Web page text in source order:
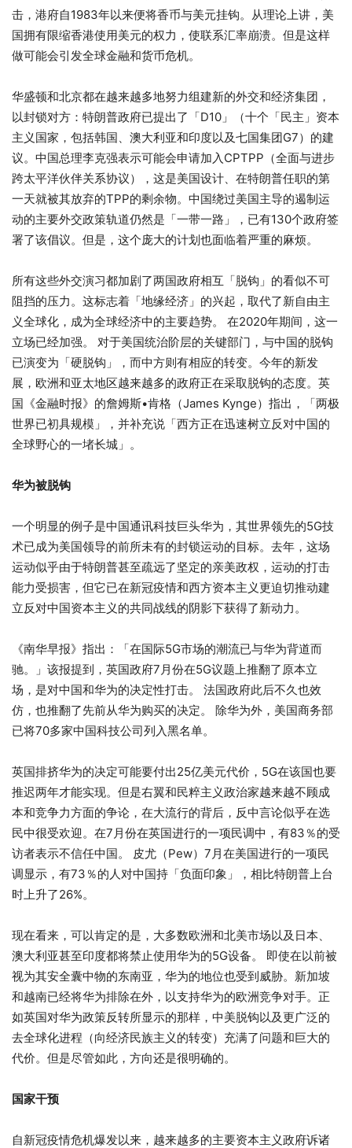
击，港府自1983年以来便将香币与美元挂钩。从理论上讲，美
国拥有限缩香港使用美元的权力，使联系汇率崩溃。但是这样
做可能会引发全球金融和货币危机。
华盛顿和北京都在越来越多地努力组建新的外交和经济集团，
以封锁对方：特朗普政府已提出了「D10」（十个「民主」资本
主义国家，包括韩国、澳大利亚和印度以及七国集团G7）的建
议。中国总理李克强表示可能会申请加入CPTPP（全面与进步
跨太平洋伙伴关系协议），这是美国设计、在特朗普任职的第
一天就被其放弃的TPP的剩余物。中国绕过美国主导的遏制运
动的主要外交政策轨道仍然是「一带一路」，已有130个政府签
署了该倡议。但是，这个庞大的计划也面临着严重的麻烦。
所有这些外交演习都加剧了两国政府相互「脱钩」的看似不可
阻挡的压力。这标志着「地缘经济」的兴起，取代了新自由主
义全球化，成为全球经济中的主要趋势。 在2020年期间，这一
立场已经加强。 对于美国统治阶层的关键部门，与中国的脱钩
已演变为「硬脱钩」，而中方则有相应的转变。今年的新发
展，欧洲和亚太地区越来越多的政府正在采取脱钩的态度。英
国《金融时报》的詹姆斯•肯格（James Kynge）指出，「两极
世界已初具规模」，并补充说「西方正在迅速树立反对中国的
全球野心的一堵长城」。
华为被脱钩
一个明显的例子是中国通讯科技巨头华为，其世界领先的5G技
术已成为美国领导的前所未有的封锁运动的目标。去年，这场
运动似乎由于特朗普甚至疏远了坚定的亲美政权，运动的打击
能力受损害，但它已在新冠疫情和西方资本主义更迫切推动建
立反对中国资本主义的共同战线的阴影下获得了新动力。
《南华早报》指出：「在国际5G市场的潮流已与华为背道而
驰。」该报提到，英国政府7月份在5G议题上推翻了原本立
场，是对中国和华为的决定性打击。 法国政府此后不久也效
仿，也推翻了先前从华为购买的决定。 除华为外，美国商务部
已将70多家中国科技公司列入黑名单。
英国排挤华为的决定可能要付出25亿美元代价，5G在该国也要
推迟两年才能实现。但是右翼和民粹主义政治家越来越不顾成
本和竞争力方面的争论，在大流行的背后，反中言论似乎在选
民中很受欢迎。在7月份在英国进行的一项民调中，有83％的受
访者表示不信任中国。 皮尤（Pew）7月在美国进行的一项民
调显示，有73％的人对中国持「负面印象」，相比特朗普上台
时上升了26%。
现在看来，可以肯定的是，大多数欧洲和北美市场以及日本、
澳大利亚甚至印度都将禁止使用华为的5G设备。 即使在以前被
视为其安全囊中物的东南亚，华为的地位也受到威胁。新加坡
和越南已经将华为排除在外，以支持华为的欧洲竞争对手。正
如英国对华为政策反转所显示的那样，中美脱钩以及更广泛的
去全球化进程（向经济民族主义的转变）充满了问题和巨大的
代价。但是尽管如此，方向还是很明确的。
国家干预
自新冠疫情危机爆发以来，越来越多的主要资本主义政府诉诸